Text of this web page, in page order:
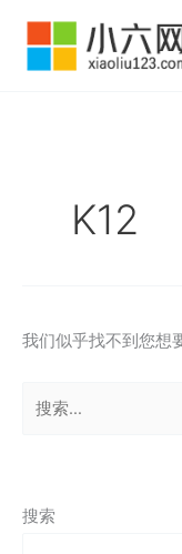
K12
我们似乎找不到您想
索：
搜索